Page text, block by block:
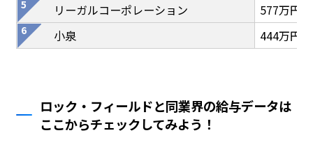
リーガルコーポレーション
577万円
小泉
444万円
ロック・フィールドと同業界の給与データは
ここからチェックしてみよう！